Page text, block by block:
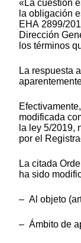
«La cuestión
la obligación
EHA 2899/
Dirección
los términos
La respuesta
modificada
la ley 5/2019,
por el
La citada
ha sido
– Al objeto
– Ámbito de